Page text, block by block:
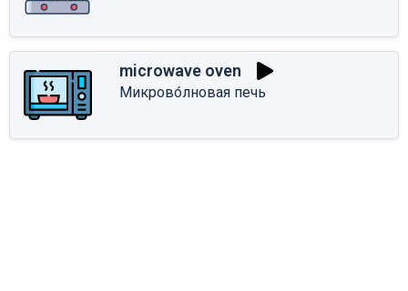
microwave oven
Микрово́лновая печь